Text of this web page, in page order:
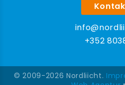
+352
© 2009-2026 Nordliicht.